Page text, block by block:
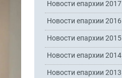
Новости епархии 2017
Новости епархии 2016
Новости епархии 2015
Новости епархии 2014
Новости епархии 2013